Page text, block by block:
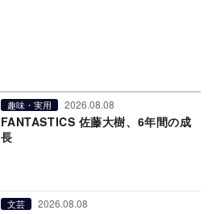
趣味・実用 2026.08.08
FANTASTICS 佐藤大樹、6年間の成
長
文芸 2026.08.08